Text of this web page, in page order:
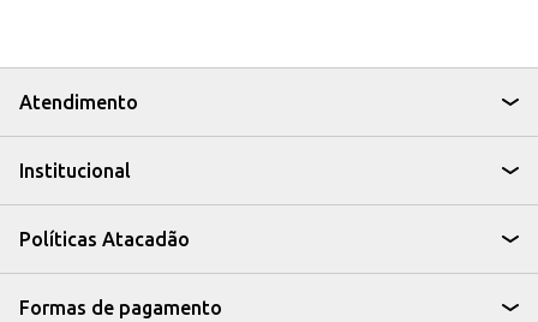
Atendimento
Institucional
Políticas Atacadão
Formas de pagamento